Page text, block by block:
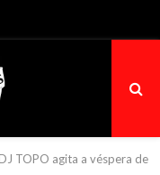
TOPO agita a véspera de